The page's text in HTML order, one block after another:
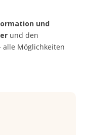
und
und den
alle Möglichkeiten